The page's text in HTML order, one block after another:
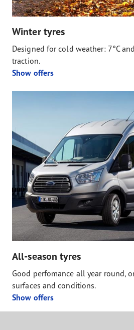
Winter tyres
Designed for cold weather: 7°C
traction.
Show offers
All-season tyres
Good perfomance all year round,
surfaces and conditions.
Show offers